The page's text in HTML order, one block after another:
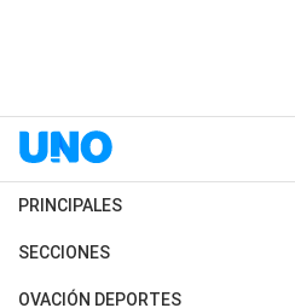
PRINCIPALES
Últimas Noticias
Política
SECCIONES
Horóscopo
OVACIÓN DEPORTES